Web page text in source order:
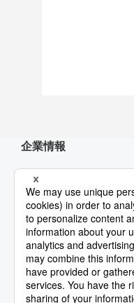
企業情報
トップメッセージ
デジタルトランス
ション
資機材調達
コーポレート・ガ
早わかり日本製鉄